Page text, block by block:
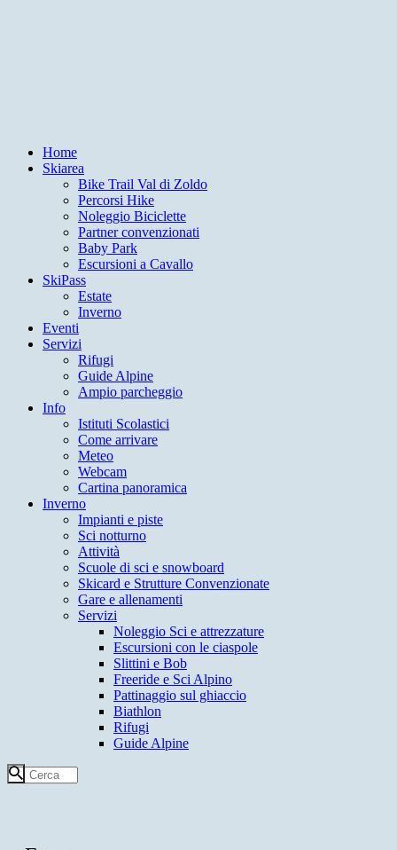
Home
Skiarea
Bike Trail Val di Zoldo
Percorsi Hike
Noleggio Biciclette
Partner convenzionati
Baby Park
Escursioni a Cavallo
SkiPass
Estate
Inverno
Eventi
Servizi
Rifugi
Guide Alpine
Ampio parcheggio
Info
Istituti Scolastici
Come arrivare
Meteo
Webcam
Cartina panoramica
Inverno
Impianti e piste
Sci notturno
Attività
Scuole di sci e snowboard
Skicard e Strutture Convenzionate
Gare e allenamenti
Servizi
Noleggio Sci e attrezzature
Escursioni con le ciaspole
Slittini e Bob
Freeride e Sci Alpino
Pattinaggio sul ghiaccio
Biathlon
Rifugi
Guide Alpine